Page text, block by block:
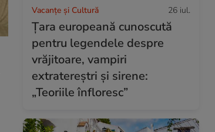
Vacanțe și Cultură 26 iul.
Țara europeană cunoscută
pentru legendele despre
vrăjitoare, vampiri
extratereștri și sirene:
„Teoriile înfloresc”